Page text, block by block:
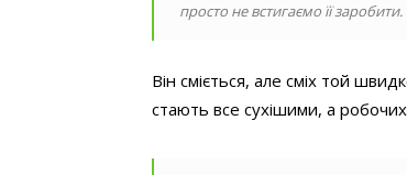
просто не встигаємо її
Він сміється, але сміх той
стають все сухішими, а